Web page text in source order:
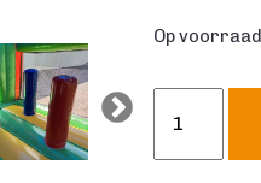
Op voorraad
Multiplay